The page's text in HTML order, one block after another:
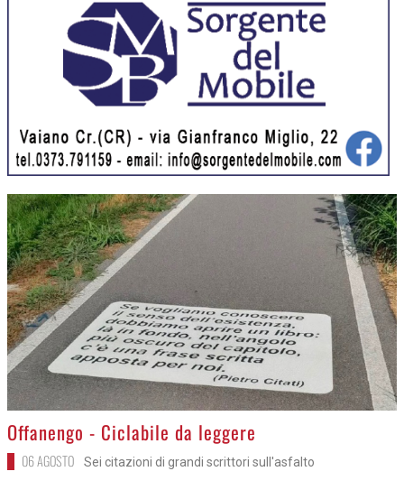
>
Offanengo - Ciclabile da leggere
06 AGOSTO Sei citazioni di grandi scrittori sull'asfalto